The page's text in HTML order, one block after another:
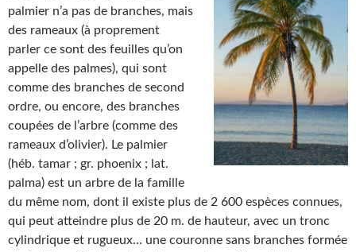
palmier n’a pas de branches, mais
des rameaux (à proprement
parler ce sont des feuilles qu’on
appelle des palmes), qui sont
comme des branches de second
ordre, ou encore, des branches
coupées de l’arbre (comme des
rameaux d’olivier). Le palmier
(héb. tamar ; gr. phoenix ; lat.
palma) est un arbre de la famille
du même nom, dont il existe plus de 2 600 espèces connues,
qui peut atteindre plus de 20 m. de hauteur, avec un tronc
cylindrique et rugueux… une couronne sans branches formée